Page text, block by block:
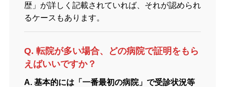
歴」が詳しく記載されていれば、それが認められ
るケースもあります。
Q. 転院が多い場合、どの病院で証明をもら
えばいいですか？
A. 基本的には「一番最初の病院」で受診状況等